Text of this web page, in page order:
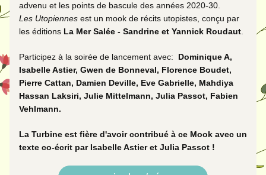
advenu et les points de bascule des années 2020-30.
Les Utopiennes est un mook de récits utopistes, conçu par
les éditions La Mer Salée - Sandrine et Yannick Roudaut
Participez à la soirée de lancement avec: Dominique A,
Isabelle Astier, Gwen de Bonneval, Florence Boudet,
Pierre Cattan, Damien Deville, Eve Gabrielle, Mahdiya
Hassan Laksiri, Julie Mittelmann, Julia Passot, Fabien
Vehlmann.
La Turbine est fière d'avoir contribué à ce Mook avec un
texte co-écrit par Isabelle Astier et Julia Passot !